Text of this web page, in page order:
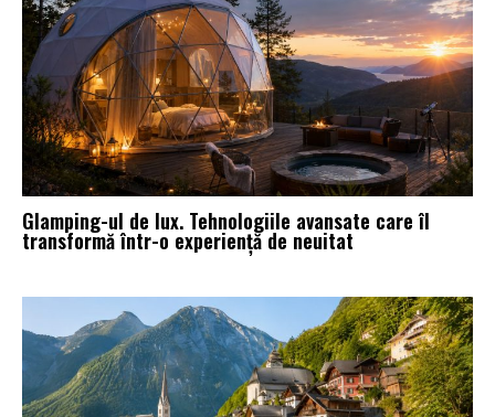
Glamping-ul de lux. Tehnologiile avansate care îl
transformă într-o experiență de neuitat